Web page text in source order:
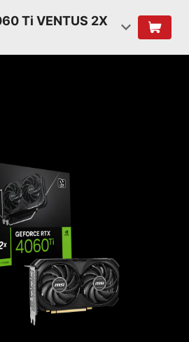
Ti VENTUS 2X